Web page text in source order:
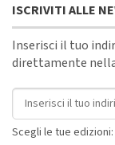
ISCRIVITI ALLE
Inserisci il tuo
direttamente
Indirizzo email
Scegli le tue edizioni: